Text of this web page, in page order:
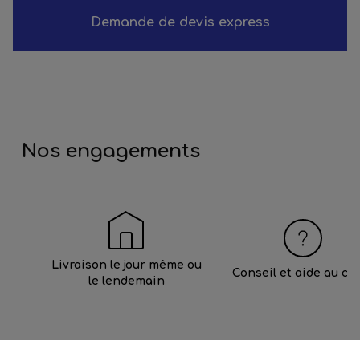
Demande de devis express
Nos engagements
Livraison le jour même ou
le lendemain
Conseil et aide au